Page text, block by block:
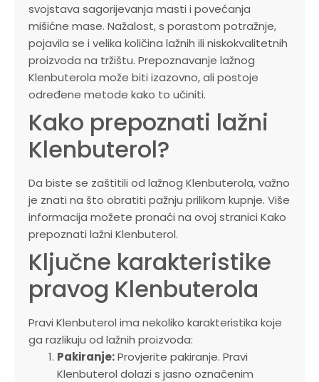
svojstava sagorijevanja masti i povećanja
mišićne mase. Nažalost, s porastom potražnje,
pojavila se i velika količina lažnih ili niskokvalitetnih
proizvoda na tržištu. Prepoznavanje lažnog
Klenbuterola može biti izazovno, ali postoje
određene metode kako to učiniti.
Kako prepoznati lažni
Klenbuterol?
Da biste se zaštitili od lažnog Klenbuterola, važno
je znati na što obratiti pažnju prilikom kupnje. Više
informacija možete pronaći na ovoj stranici Kako
prepoznati lažni Klenbuterol.
Ključne karakteristike
pravog Klenbuterola
Pravi Klenbuterol ima nekoliko karakteristika koje
ga razlikuju od lažnih proizvoda:
Pakiranje:Provjerite pakiranje. Pravi
Klenbuterol dolazi s jasno označenim